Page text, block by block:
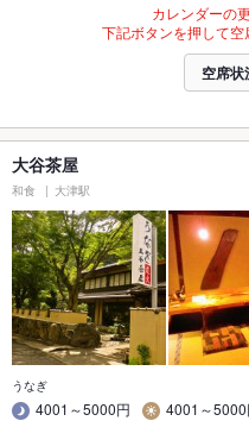
カレンダーの
下記ボタンを押して空
空席状
大谷茶屋
和食 大津駅
うなぎ
4001～5000円
4001～5000